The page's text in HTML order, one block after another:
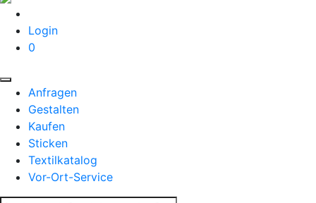
Login
0
Anfragen
Gestalten
Kaufen
Sticken
Textilkatalog
Vor-Ort-Service